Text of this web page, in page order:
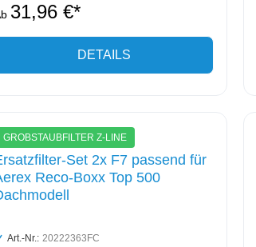
31,96 €*
DETAILS
GROBSTAUBFILTER Z-LINE
Set 2x F7 passend für
Reco-Boxx Top 500
Art.-Nr.: 20222363FC